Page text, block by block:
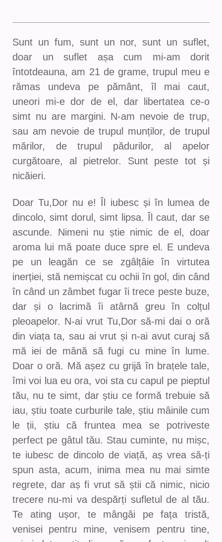
Sunt un fum, sunt un nor, sunt un suflet,
doar un suflet așa cum mi-am dorit
întotdeauna, am 21 de grame, trupul meu e
rămas undeva pe pământ, îl mai caut,
uneori mi-e dor de el, dar libertatea ce-o
simt nu are margini. N-am nevoie de trup,
sau am nevoie de trupul munților, de trupul
mărilor, de trupul pădurilor, al apelor
curgătoare, al pietrelor. Sunt peste tot și
nicăieri.
Doar Tu,Dor nu e! Îl iubesc și în lumea de
dincolo, simt dorul, simt lipsa. Îl caut, dar se
ascunde. Nimeni nu știe nimic de el, doar
aroma lui mă poate duce spre el. E undeva
pe un leagăn ce se zgâlțâie în virtutea
inerției, stă nemișcat cu ochii în gol, din când
în când un zâmbet fugar îi trece peste buze,
dar și o lacrimă îi atârnă greu în colțul
pleoapelor. N-ai vrut Tu,Dor să-mi dai o oră
din viața ta, sau ai vrut și n-ai avut curaj să
mă iei de mână să fugi cu mine în lume.
Doar o oră. Mă așez cu grijă în brațele tale,
îmi voi lua eu ora, voi sta cu capul pe pieptul
tău, nu te simt, dar știu ce formă trebuie să
iau, știu toate curburile tale, știu mâinile cum
le ții, știu că fruntea mea se potriveste
perfect pe gâtul tău. Stau cuminte, nu mișc,
te iubesc de dincolo de viață, aș vrea să-ți
spun asta, acum, inima mea nu mai simte
regrete, dar aș fi vrut să știi că nimic, nicio
trecere nu-mi va despărți sufletul de al tău.
Te ating ușor, te mângâi pe fața tristă,
venisei pentru mine, venisem pentru tine,